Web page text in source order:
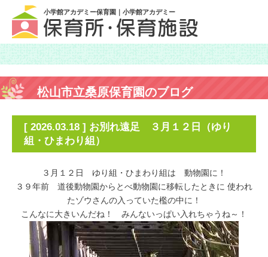
小学館アカデミー保育園｜小学館アカデミー
松山市立桑原保育園のブログ
[ 2026.03.18 ] お別れ遠足 ３月１２日（ゆり
組・ひまわり組）
３月１２日 ゆり組・ひまわり組は 動物園に！
３９年前 道後動物園からとべ動物園に移転したときに 使われ
たゾウさんの入っていた檻の中に！
こんなに大きいんだね！ みんないっぱい入れちゃうね～！